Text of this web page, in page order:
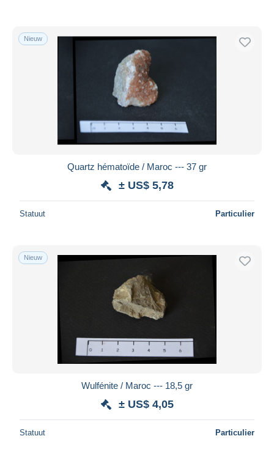
Nieuw
Quartz hématoïde / Maroc --- 37 gr
± US$ 5,78
Statuut Particulier
Nieuw
Wulfénite / Maroc --- 18,5 gr
± US$ 4,05
Statuut Particulier